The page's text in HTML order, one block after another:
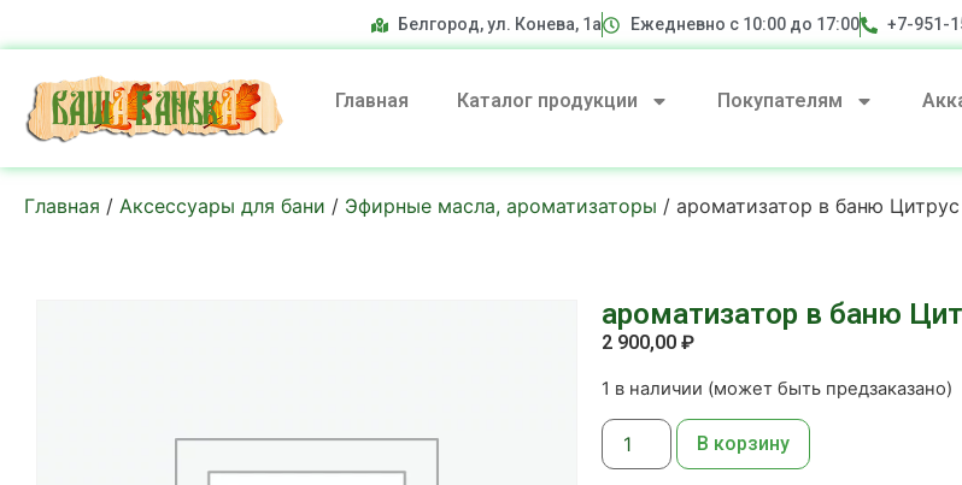
Белгород, ул. Конева, 1а Ежедневно с 10:00 до 17:00 +7-951-
Главная Каталог продукции Покупателям
Главная / Аксессуары для бани / Эфирные масла, ароматизаторы / ароматизатор в баню
ароматизатор в баню
2 900,00 ₽
1 в наличии (может быть предзаказано)
В корзину